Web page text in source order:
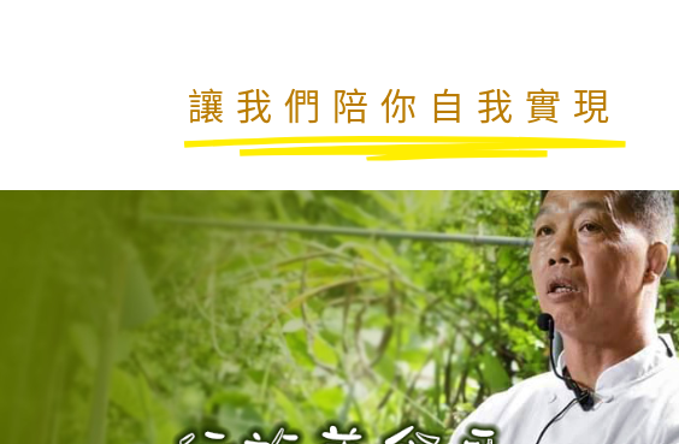
讓我們陪你自我實現
THTA臺灣園藝輔助治療協會－註冊園藝治療師HTR｜亞太國際